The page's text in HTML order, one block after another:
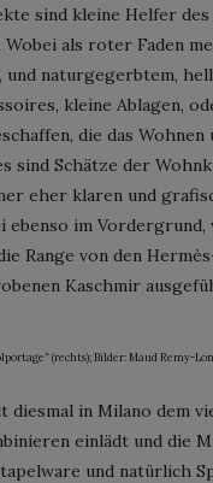
sind kleine Helfer
als roter Faden
und naturgegerbtem,
kleine Ablagen,
die das
sind Schätze der
eher klaren und
ebenso im
Range von den
Kaschmir
(rechts); Bilder: Maud Remy-
diesmal in Milano dem
einlädt und die
und natürlich